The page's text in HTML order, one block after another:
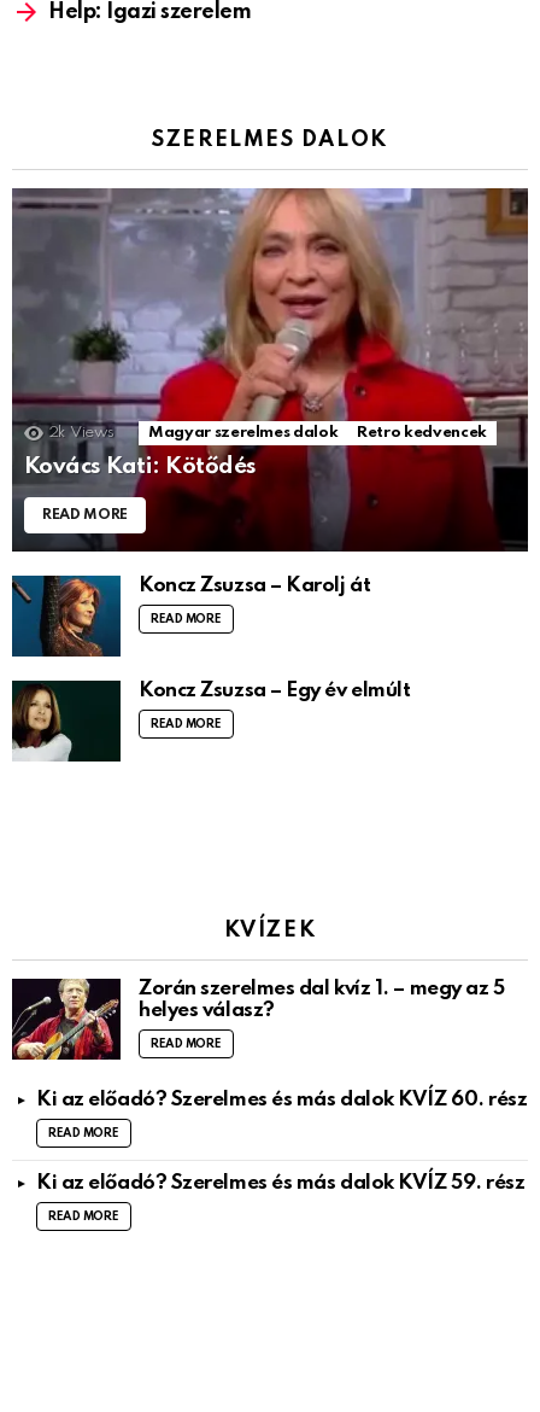
Help: Igazi szerelem
SZERELMES DALOK
2k Views Magyar szerelmes dalok Retro kedvencek
Kovács Kati: Kötődés
READ MORE
Koncz Zsuzsa – Karolj át
READ MORE
Koncz Zsuzsa – Egy év elmúlt
READ MORE
KVÍZEK
Zorán szerelmes dal kvíz 1. – megy az 5
helyes válasz?
READ MORE
Ki az előadó? Szerelmes és más dalok KVÍZ 60. rész
READ MORE
Ki az előadó? Szerelmes és más dalok KVÍZ 59. rész
READ MORE